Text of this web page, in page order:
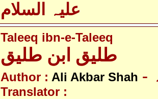
علیہ السلام
Taleeq ibn-e-Taleeq
Author : Ali Akbar Shah
Translator :